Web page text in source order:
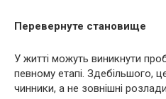
Перевернуте становище
У житті можуть виникнути
певному етапі. Здебільшого,
чинники, а не зовнішні